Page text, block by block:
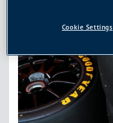
Cookie Settings